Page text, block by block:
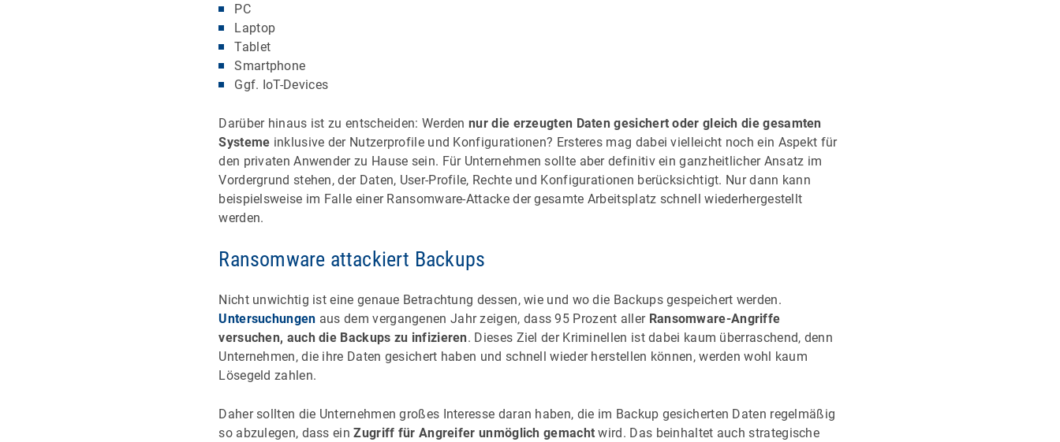
PC
Laptop
Tablet
Smartphone
Ggf. IoT-Devices
Darüber hinaus ist zu entscheiden: Werdennur die erzeugten Daten gesichert oder gleich die gesamten
Systeme inklusive der Nutzerprofile und Konfigurationen? Ersteres mag dabei vielleicht noch ein Aspekt für
den privaten Anwender zu Hause sein. Für Unternehmen sollte aber definitiv ein ganzheitlicher Ansatz im
Vordergrund stehen, der Daten, User-Profile, Rechte und Konfigurationen berücksichtigt. Nur dann kann
beispielsweise im Falle einer Ransomware-Attacke der gesamte Arbeitsplatz schnell wiederhergestellt
werden.
Ransomware attackiert Backups
Nicht unwichtig ist eine genaue Betrachtung dessen, wie und wo die Backups gespeichert werden.
Untersuchungen aus dem vergangenen Jahr zeigen, dass 95 Prozent aller Ransomware-Angriffe
versuchen, auch die Backups zu infizieren. Dieses Ziel der Kriminellen ist dabei kaum überraschend, denn
Unternehmen, die ihre Daten gesichert haben und schnell wieder herstellen können, werden wohl kaum
Lösegeld zahlen.
Daher sollten die Unternehmen großes Interesse daran haben, die im Backup gesicherten Daten regelmäßig
so abzulegen, dass einZugriff für Angreifer unmöglich gemacht wird. Das beinhaltet auch strategische